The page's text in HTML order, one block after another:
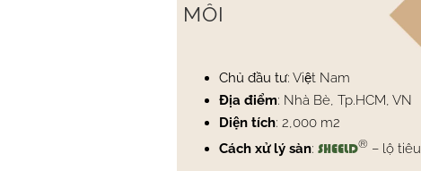
MÔI
Chủ đầu tư: Việt Nam
Địa điểm: Nhà Bè, Tp.HCM, VN
Diện tích: 2,000 m2
Cách xử lý sàn: SHEELD®– lộ tiêu